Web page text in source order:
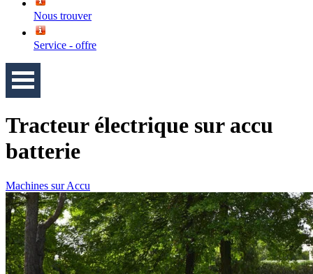
Nous trouver
Service - offre
Tracteur électrique sur accu
batterie
Machines sur Accu